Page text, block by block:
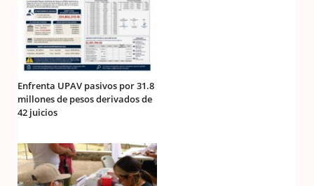
Enfrenta UPAV pasivos por 31.8
millones de pesos derivados de
42 juicios